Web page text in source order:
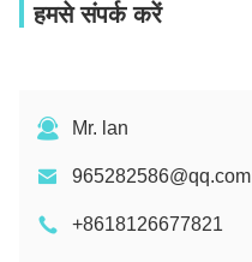
हमसे संपर्क करें
Mr. lan
965282586@qq.com
+8618126677821